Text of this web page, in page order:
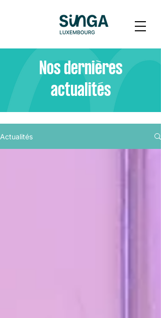
Nos dernières
actualités
Actualités